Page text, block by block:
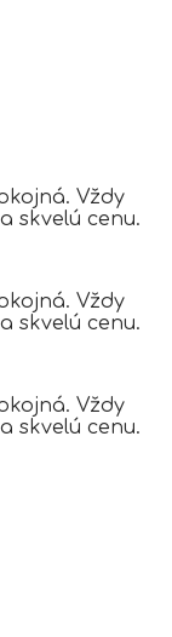
Vždy
skvelú cenu.
Vždy
skvelú cenu.
Vždy
skvelú cenu.